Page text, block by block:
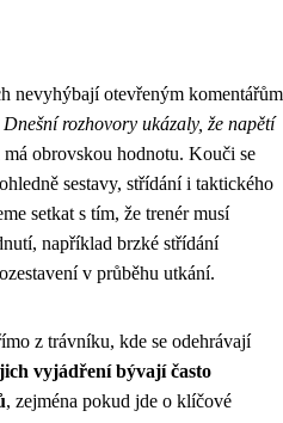
nevyhýbají otevřeným komentářům
Dnešní rozhovory ukázaly, že napětí
má obrovskou hodnotu. Kouči se
sestavy, střídání i taktického
setkat s tím, že trenér musí
například brzké střídání
v průběhu utkání.
z trávníku, kde se odehrávají
vyjádření bývají často
, zejména pokud jde o klíčové